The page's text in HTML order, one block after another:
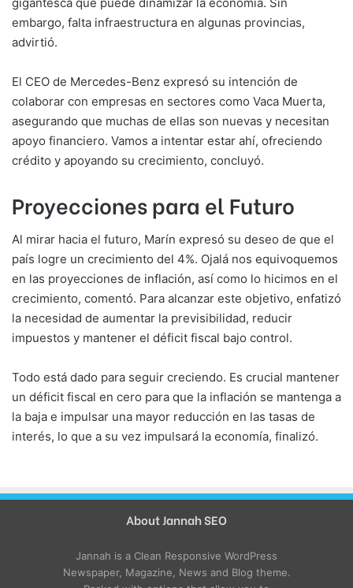
embargo, falta infraestructura en algunas provincias,
advirtió.
El CEO de Mercedes-Benz expresó su intención de
colaborar con empresas en sectores como Vaca Muerta,
asegurando que muchas de ellas son nuevas y necesitan
apoyo financiero. Vamos a intentar estar ahí, ofreciendo
crédito y apoyando su crecimiento, concluyó.
Proyecciones para el Futuro
Al mirar hacia el futuro, Marín expresó su deseo de que el
país logre un crecimiento del 4%. Ojalá nos equivoquemos
en las proyecciones de inflación, así como lo hicimos en el
crecimiento, comentó. Para alcanzar este objetivo, enfatizó
la necesidad de aumentar la previsibilidad, reducir
impuestos y mantener el déficit fiscal bajo control.
Todo está dado para seguir creciendo. Es crucial mantener
un déficit fiscal en cero para que la inflación se mantenga a
la baja e impulsar una mayor reducción en las tasas de
interés, lo que a su vez impulsará la economía, finalizó.
About Jannah SEO
Jannah is a Clean Responsive WordPress
Newspaper, Magazine, News and Blog theme.